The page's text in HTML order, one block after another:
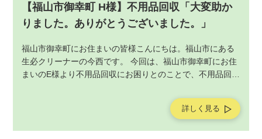
【福山市御幸町 H様】不用品回収「大変助か
りました。ありがとうございました。」
福山市御幸町にお住まいの皆様こんにちは。福山市にある
生必クリーナーの今西です。 今回は、福山市御幸町にお住
まいのE様より不用品回収にお困りとのことで、不用品回収
ビスの作業後にお客様よりアンケートを頂戴しましたの
詳しく見る